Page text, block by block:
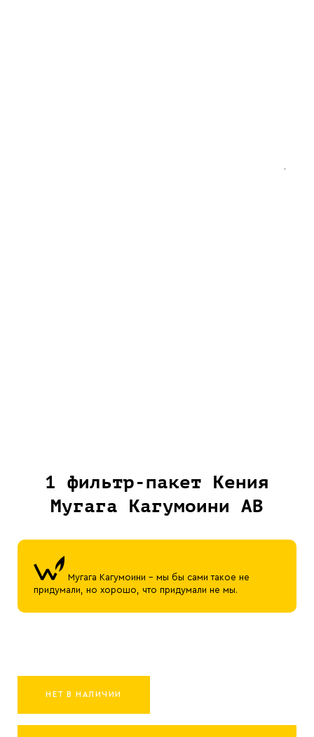
1 фильтр-пакет Кения
Мугага Кагумоини АВ
Мугага Кагумоини - мы бы сами такое не
придумали, но хорошо, что придумали не мы.
НЕТ В НАЛИЧИИ